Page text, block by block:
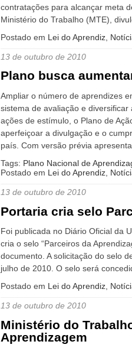
contratações para alcançar meta
Ministério do Trabalho (MTE),
Postado em Lei do Aprendiz
13 de outubro de 2010
Plano busca
Ampliar o número de aprendizes
sistema de avaliação e
ações de estímulo, o Plano de
aperfeiçoar a divulgação e o
país. Com versão prévia
Tags: Plano Nacional de
Postado em Lei do Aprendiz
13 de outubro de 2010
Portaria cria selo
Foi publicada no Diário Oficial da
cria o selo “Parceiros da
documento. A solicitação do selo
julho de 2010. O selo será
Postado em Lei do Aprendiz,
13 de outubro de 2010
Ministério do
Aprendizagem